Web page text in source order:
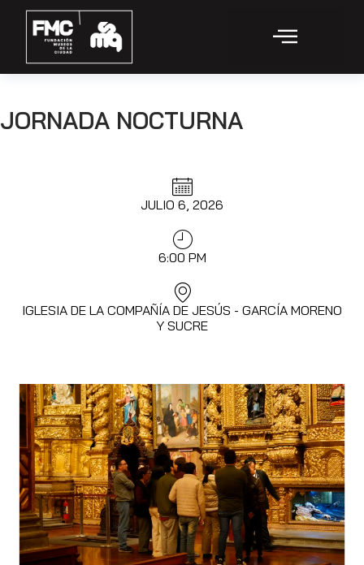
JORNADA NOCTURNA
JULIO 6, 2026
6:00 PM
IGLESIA DE LA COMPAÑÍA DE JESÚS - GARCÍA MORENO
Y SUCRE